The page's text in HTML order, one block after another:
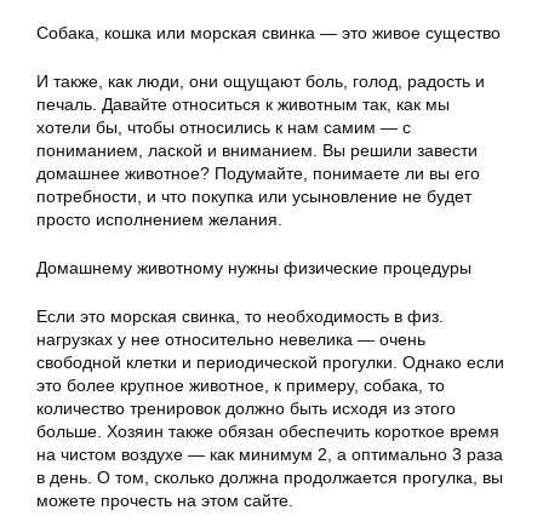
Собака, кошка или морская свинка — это живое существо
И также, как люди, они ощущают боль, голод, радость и
печаль. Давайте относиться к животным так, как мы
хотели бы, чтобы относились к нам самим — с
пониманием, лаской и вниманием. Вы решили завести
домашнее животное? Подумайте, понимаете ли вы его
потребности, и что покупка или усыновление не будет
просто исполнением желания.
Домашнему животному нужны физические процедуры
Если это морская свинка, то необходимость в физ.
нагрузках у нее относительно невелика — очень
свободной клетки и периодической прогулки. Однако если
это более крупное животное, к примеру, собака, то
количество тренировок должно быть исходя из этого
больше. Хозяин также обязан обеспечить короткое время
на чистом воздухе — как минимум 2, а оптимально 3 раза
в день. О том, сколько должна продолжается прогулка, вы
можете прочесть на этом сайте.